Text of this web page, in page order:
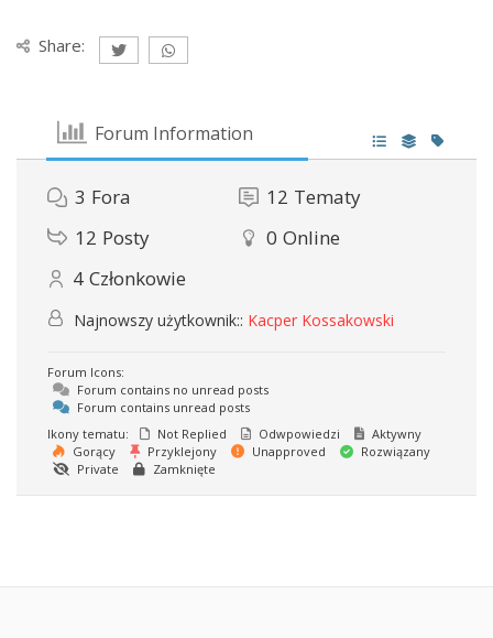
Share:
Forum Information
3 Fora 12 Tematy
12 Posty 0 Online
4 Członkowie
Najnowszy użytkownik:: Kacper Kossakowski
Forum Icons:
Forum contains no unread posts
Forum contains unread posts
Ikony tematu:
Not Replied Odwpowiedzi
Aktywny
Gorący
Przyklejony Unapproved
Rozwiązany
Private
Zamknięte